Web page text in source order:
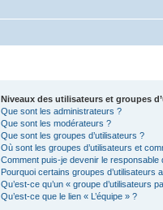
Niveaux des utilisateurs et groupes
Que sont les administrateurs ?
Que sont les modérateurs ?
Que sont les groupes d’utilisateurs ?
Où sont les groupes d’utilisateurs et
Comment puis-je devenir le responsable
Pourquoi certains groupes d’utilisateurs
Qu’est-ce qu’un « groupe d’utilisateurs
Qu’est-ce que le lien « L’équipe » ?